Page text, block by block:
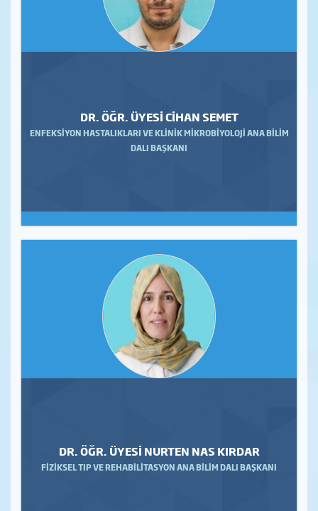
DR. ÖĞR. ÜYESİ CİHAN SEMET
ENFEKSİYON HASTALIKLARI VE KLİNİK MİKROBİYOLOJİ ANA BİLİM
DALI BAŞKANI
DR. ÖĞR. ÜYESİ NURTEN NAS KIRDAR
FİZİKSEL TIP VE REHABİLİTASYON ANA BİLİM DALI BAŞKANI